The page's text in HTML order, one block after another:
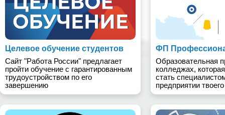
Целевое обучение студентов
Сайт "Работа России" предлагает
пройти обучение с гарантированным
трудоустройством по его
завершению
ФП
Образовательная
колледжах,
стать
предприятии